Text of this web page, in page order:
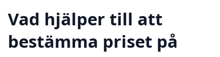
Vad hjälper till att
bestämma priset på